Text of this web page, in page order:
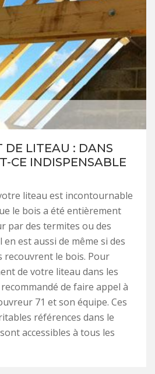
DE LITEAU : DANS
CE INDISPENSABLE
liteau est incontournable
le bois a été entièrement
par des termites ou des
est aussi de même si des
recouvrent le bois. Pour
de votre liteau dans les
de faire appel à
71 et son équipe. Ces
références dans le
accessibles à tous les